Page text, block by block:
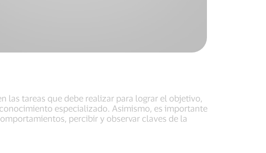
las tareas que debe realizar para lograr el objetivo,
especializado. Asimismo, es importante
percibir y observar claves de la